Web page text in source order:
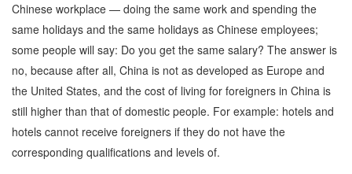
Chinese workplace — doing the same work and spending the
same holidays and the same holidays as Chinese employees;
some people will say: Do you get the same salary? The answer is
no, because after all, China is not as developed as Europe and
the United States, and the cost of living for foreigners in China is
still higher than that of domestic people. For example: hotels and
hotels cannot receive foreigners if they do not have the
corresponding qualifications and levels of.